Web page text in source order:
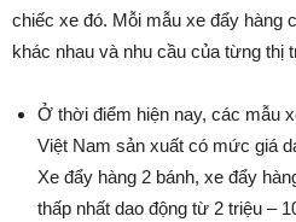
chiếc xe đó. Mỗi mẫu xe đẩy hàng
khác nhau và nhu cầu của từng thị
Ở thời điểm hiện nay, các mẫu
Việt Nam sản xuất có mức giá
Xe đẩy hàng 2 bánh, xe đẩy
thấp nhất dao động từ 2 triệu –